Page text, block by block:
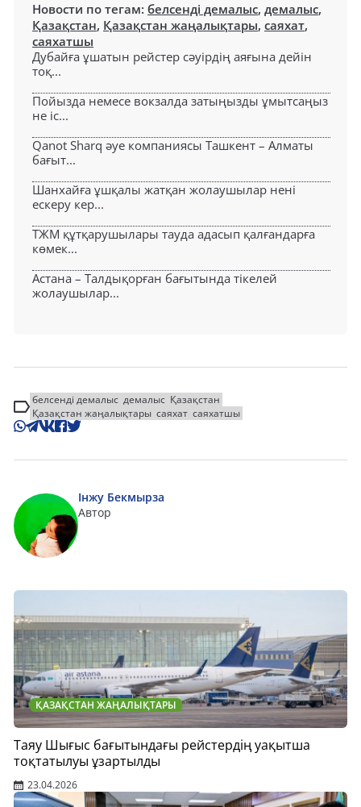
Новости по тегам: белсенді демалыс, демалыс,
Қазақстан, Қазақстан жаңалықтары, саяхат,
саяхатшы
Дубайға ұшатын рейстер сәуірдің аяғына дейін
тоқ...
Пойызда немесе вокзалда затыңызды ұмытсаңыз
не іс...
Qanot Sharq әуе компаниясы Ташкент – Алматы
бағыт...
Шанхайға ұшқалы жатқан жолаушылар нені
ескеру кер...
ТЖМ құтқарушылары тауда адасып қалғандарға
көмек...
Астана – Талдықорған бағытында тікелей
жолаушылар...
белсенді демалыс демалыс Қазақстан
Қазақстан жаңалықтары саяхат саяхатшы
Інжу Бекмырза
Автор
ҚАЗАҚСТАН ЖАҢАЛЫҚТАРЫ
Таяу Шығыс бағытындағы рейстердің уақытша
тоқтатылуы ұзартылды
23.04.2026